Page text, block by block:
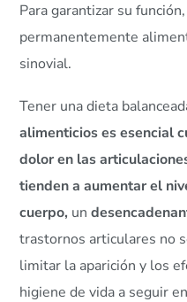
Para garantizar su
permanentemente
sinovial.
Tener una dieta
alimenticios es esencial
dolor en las
tienden a aumentar el
cuerpo, un
trastornos articulares no
limitar la aparición y los
higiene de vida a seguir